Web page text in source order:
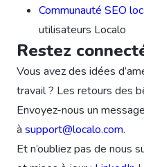
Communauté SEO
utilisateurs Localo
Restez
Vous avez des idées
travail ? Les retours des
Envoyez-nous un
à support@localo.com.
Et n’oubliez pas de nous